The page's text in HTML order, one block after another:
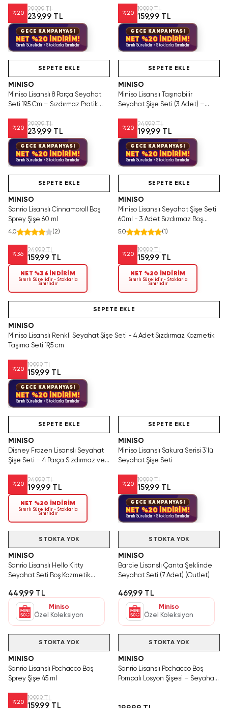
%20
299,99 TL
239,99 TL
GECE KAMPANYASI
NET %20 İNDİRİM!
Sınırlı Sürelidir • Stoklarla Sınırlıdır
%20
199,99 TL
159,99 TL
GECE KAMPANYASI
NET %20 İNDİRİM!
Sınırlı Sürelidir • Stoklarla Sınırlıdır
SEPETE EKLE
MINISO
Miniso Lisanslı 8 Parça Seyahat
Seti 19.5 Cm – Sızdırmaz Pratik
%20
299,99 TL
239,99 TL
GECE KAMPANYASI
NET %20 İNDİRİM!
Sınırlı Sürelidir • Stoklarla Sınırlıdır
SEPETE EKLE
MINISO
Miniso Lisanslı Taşınabilir
Seyahat Şişe Seti (3 Adet) –
%20
249,99 TL
199,99 TL
GECE KAMPANYASI
NET %20 İNDİRİM!
Sınırlı Sürelidir • Stoklarla Sınırlıdır
SEPETE EKLE
MINISO
Sanrio Lisanslı Cinnamoroll Boş
Sprey Şişe 60 ml
4.0 (2)
%36
249,99 TL
159,99 TL
NET %36 İNDİRİM
Sınırlı Sürelidir • Stoklarla
Sınırlıdır
SEPETE EKLE
MINISO
Miniso Lisanslı Seyahat Şişe Seti
60ml - 3 Adet Sızdırmaz Boş
Kozmetik Taşıma Şişesi
5.0 (1 )
%20
199,99 TL
159,99 TL
NET %20 İNDİRİM
Sınırlı Sürelidir • Stoklarla
Sınırlıdır
SEPETE EKLE
MINISO
Miniso Lisanslı Renkli Seyahat Şişe Seti - 4 Adet Sızdırmaz Kozmetik
Taşıma Seti 19,5 cm
%20
199,99 TL
159,99 TL
GECE KAMPANYASI
NET %20 İNDİRİM!
Sınırlı Sürelidir • Stoklarla Sınırlıdır
Tükenmeden Satın Al
SEPETE EKLE
MINISO
Disney Frozen Lisanslı Seyahat
Şişe Seti – 4 Parça Sızdırmaz ve
%20
249,99 TL
199,99 TL
NET %20 İNDİRİM
Sınırlı Sürelidir • Stoklarla
Sınırlıdır
SEPETE EKLE
MINISO
Miniso Lisanslı Sakura Serisi 3'lü
Seyahat Şişe Seti
%20
199,99 TL
159,99 TL
GECE KAMPANYASI
NET %20 İNDİRİM!
Sınırlı Sürelidir • Stoklarla Sınırlıdır
STOKTA YOK
MINISO
Sanrio Lisanslı Hello Kitty
Seyahat Seti Boş Kozmetik
449,99 TL
Miniso
Özel Koleksiyon
STOKTA YOK
MINISO
Barbie Lisanslı Çanta Şeklinde
Seyahat Seti (7 Adet) (Outlet)
469,99 TL
Miniso
Özel Koleksiyon
STOKTA YOK
MINISO
Sanrio Lisanslı Pochacco Boş
Sprey Şişe 45 ml
%20
199,99 TL
159,99 TL
STOKTA YOK
MINISO
Sanrio Lisanslı Pochacco Boş
Pompalı Losyon Şişesi – Seyahat